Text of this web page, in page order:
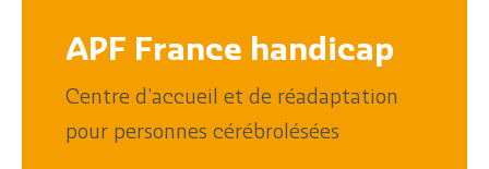
APF France handicap
Centre d'accueil et de réadaptation
pour personnes cérébrolésées